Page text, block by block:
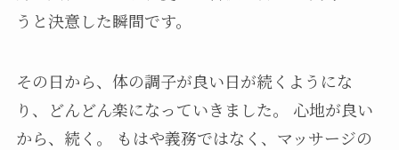
うと決意した瞬間です。
その日から、体の調子が良い日が続くようにな
り、どんどん楽になっていきました。 心地が良い
から、続く。 もはや義務ではなく、マッサージの